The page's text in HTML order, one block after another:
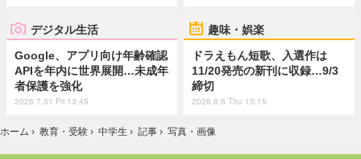
デジタル生活
Google、アプリ向け年齢確認
APIを年内に世界展開…未成年
者保護を強化
2026.7.31 Fri 13:45
趣味・娯楽
ドラえもん短歌、入選作は
11/20発売の新刊に収録…9/3
締切
2026.8.6 Thu 15:15
ホーム › 教育・受験 › 中学生 › 記事 › 写真・画像